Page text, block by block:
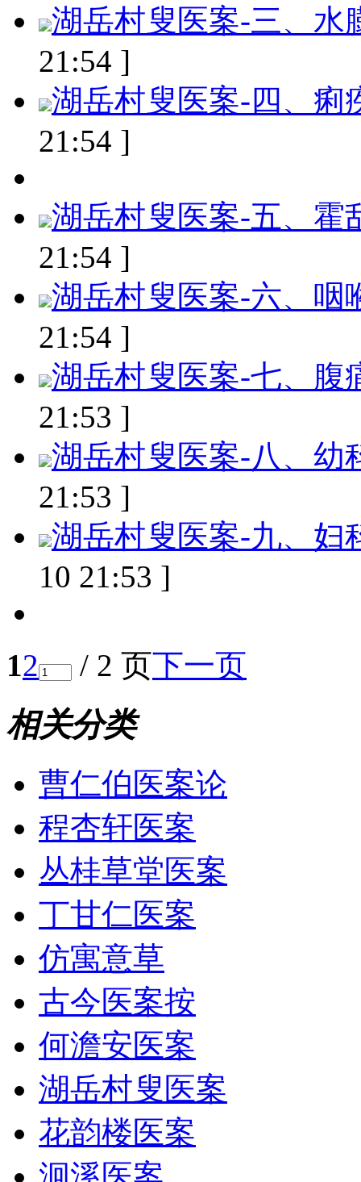
湖岳村叟医案-三、水
21:54 ]
湖岳村叟医案-四、痢
21:54 ]
湖岳村叟医案-五、霍
21:54 ]
湖岳村叟医案-六、咽
21:54 ]
湖岳村叟医案-七、腹
21:53 ]
湖岳村叟医案-八、幼
21:53 ]
湖岳村叟医案-九、妇
10 21:53 ]
12 / 2 页下一页
相关分类
曹仁伯医案论
程杏轩医案
丛桂草堂医案
丁甘仁医案
仿寓意草
古今医案按
何澹安医案
湖岳村叟医案
花韵楼医案